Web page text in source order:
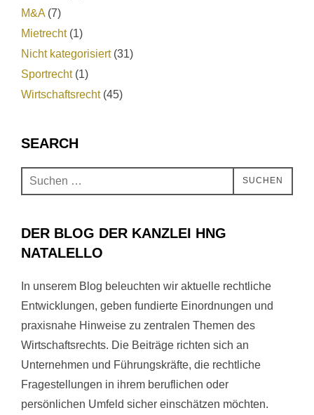
M&A (7)
Mietrecht(1)
Nicht kategorisiert(31)
Sportrecht(1)
Wirtschaftsrecht(45)
SEARCH
SUCHEN
DER BLOG DER KANZLEI HNG
NATALELLO
In unserem Blog beleuchten wir aktuelle rechtliche
Entwicklungen, geben fundierte Einordnungen und
praxisnahe Hinweise zu zentralen Themen des
Wirtschaftsrechts. Die Beiträge richten sich an
Unternehmen und Führungskräfte, die rechtliche
Fragestellungen in ihrem beruflichen oder
persönlichen Umfeld sicher einschätzen möchten.